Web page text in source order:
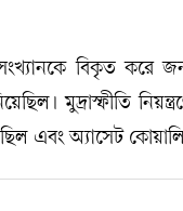
বিকৃত করে
মুদ্রাস্ফীতি
এবং অ্যাসেট